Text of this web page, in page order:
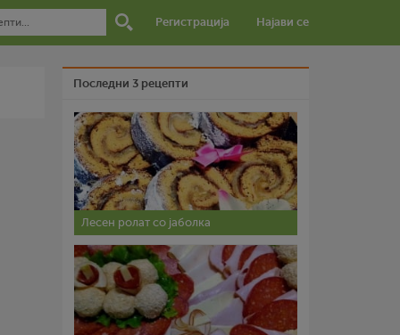
Регистрација Најави се
Последни 3 рецепти
Лесен ролат со јаболка